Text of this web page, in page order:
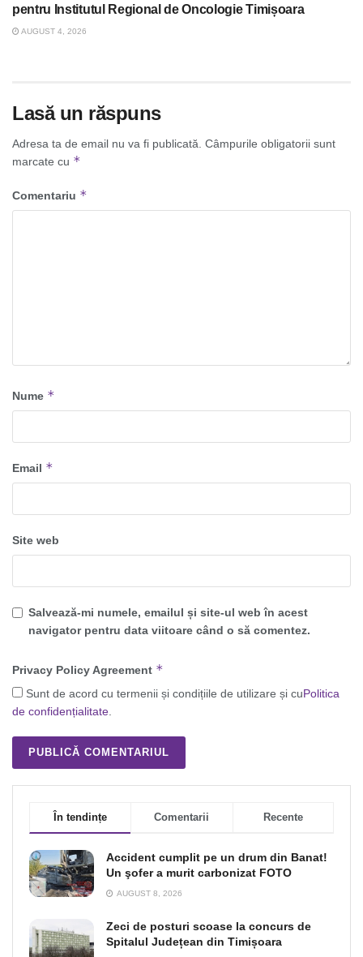
pentru Institutul Regional de Oncologie Timișoara
AUGUST 4, 2026
Lasă un răspuns
Adresa ta de email nu va fi publicată. Câmpurile obligatorii sunt
marcate cu *
Comentariu *
Nume *
Email *
Site web
Salvează-mi numele, emailul și site-ul web în acest
navigator pentru data viitoare când o să comentez.
Privacy Policy Agreement *
Sunt de acord cu termenii și condițiile de utilizare și cuPolitica
de confidențialitate.
În tendințe Comentarii Recente
Accident cumplit pe un drum din Banat!
Un şofer a murit carbonizat FOTO
AUGUST 8, 2026
Zeci de posturi scoase la concurs de
Spitalul Județean din Timișoara